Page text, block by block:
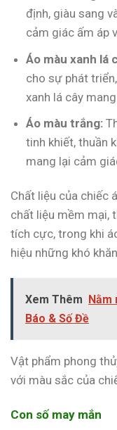
định, giàu sang
cảm giác ấm áp
Áo màu xanh lá
cho sự phát
xanh lá cây
Áo màu trắng:
tinh khiết, thuần
mang lại cảm
Chất liệu của chiếc
chất liệu mềm mại,
tích cực, trong khi
hiệu những khó
Xem Thêm Nằm
Báo & Số Đề
Vật phẩm phong
với màu sắc của
Con số may mắn